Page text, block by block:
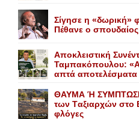
Σίγησε η «δωρική»
Πέθανε o
Αποκλειστική
Ταμπακόπουλου:
απτά αποτελέσματα
ΘΑΥΜΑ Ή
των Tαξιαρχών στο
φλόγες